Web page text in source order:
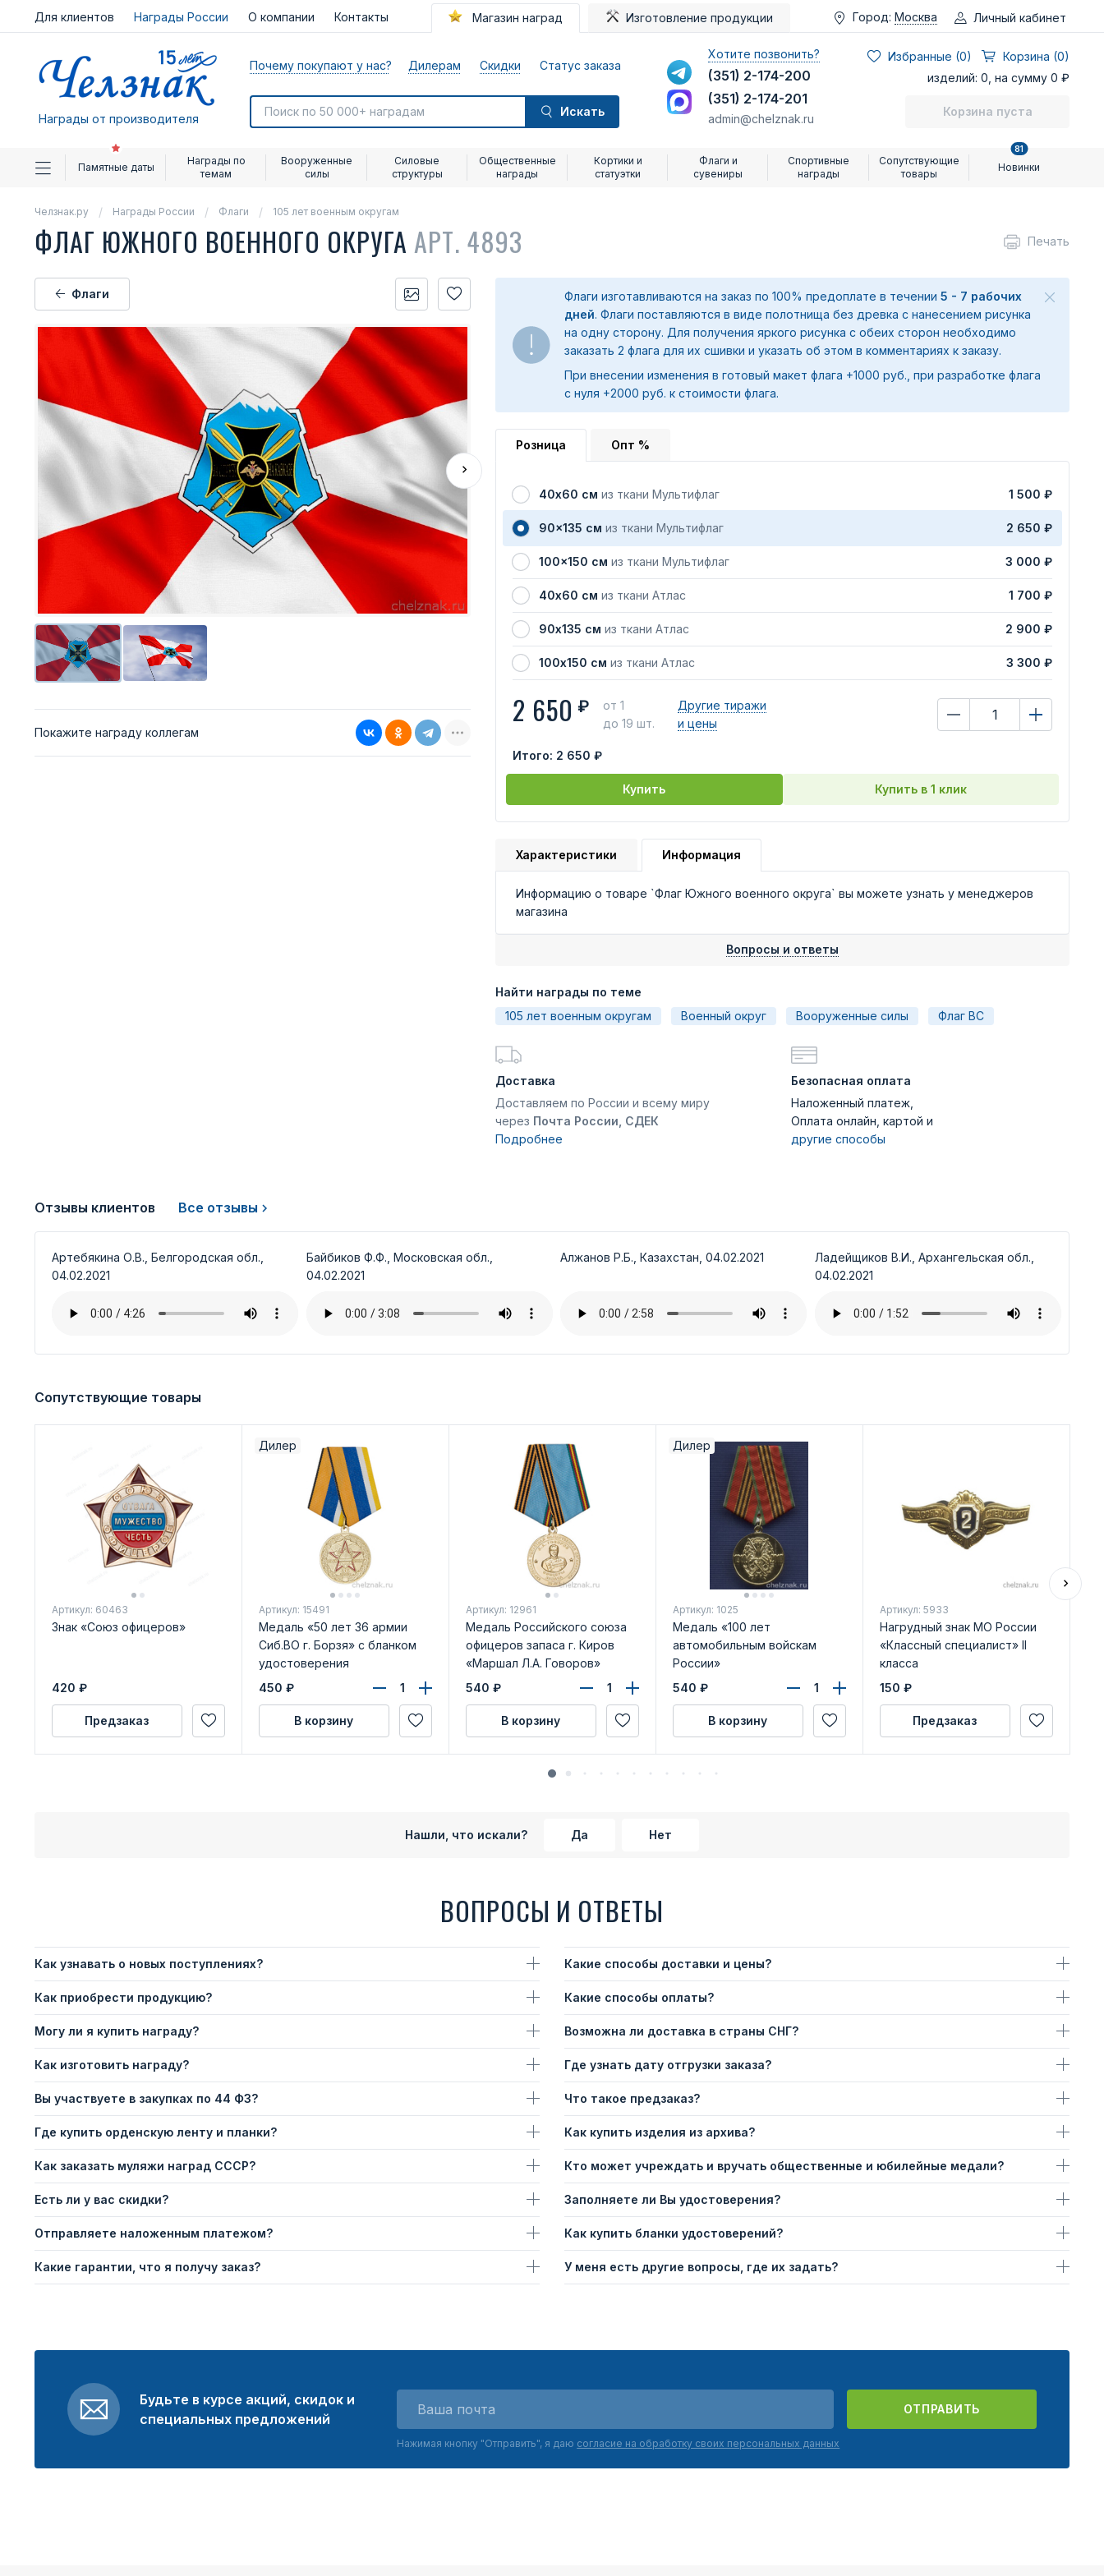
Для клиентов Награды России О компании Контакты Магазин наград Изготовление продукции Город: Москва Личный кабинет
Награды от производителя
Почему покупают у нас? Дилерам Скидки Статус заказа
Искать
Хотите позвонить?
(351) 2-174-200
(351) 2-174-201
admin@chelznak.ru
Избранные (0)
Корзина (0)
изделий: 0, на сумму 0 ₽
Корзина пуста
Памятные даты
Награды по
темам
Вооруженные
силы
Силовые
структуры
Общественные
награды
Кортики и
статуэтки
Флаги и
сувениры
Спортивные
награды
Сопутствующие
товары
Новинки
81
Челзнак.ру Награды России Флаги 105 лет военным округам
ФЛАГ ЮЖНОГО ВОЕННОГО ОКРУГА АРТ. 4893 Печать
Флаги
Покажите награду коллегам
Флаги изготавливаются на заказ по 100% предоплате в течении 5 - 7 рабочих
дней. Флаги поставляются в виде полотнища без древка с нанесением рисунка
на одну сторону. Для получения яркого рисунка с обеих сторон необходимо
заказать 2 флага для их сшивки и указать об этом в комментариях к заказу.
При внесении изменения в готовый макет флага +1000 руб., при разработке флага
с нуля +2000 руб. к стоимости флага.
Розница Опт %
40х60 см из ткани Мультифлаг 1 500 ₽
90x135 см из ткани Мультифлаг 2 650 ₽
100x150 см из ткани Мультифлаг 3 000 ₽
40х60 см из ткани Атлас 1 700 ₽
90х135 см из ткани Атлас 2 900 ₽
100х150 см из ткани Атлас 3 300 ₽
2 650 ₽
от 1
до 19 шт.
Другие тиражи
и цены
Итого: 2 650 ₽
Купить Купить в 1 клик
Характеристики Информация
Информацию о товаре `Флаг Южного военного округа` вы можете узнать у менеджеров
магазина
Вопросы и ответы
Найти награды по теме
105 лет военным округам
Военный округ Вооруженные силы Флаг ВС
Доставка
Доставляем по России и всему миру
через Почта России, СДЕК
Подробнее
Безопасная оплата
Наложенный платеж,
Оплата онлайн, картой и
другие способы
Отзывы клиентов Все отзывы
Артебякина О.В., Белгородская обл.,
04.02.2021
Байбиков Ф.Ф., Московская обл.,
04.02.2021
Алжанов Р.Б., Казахстан, 04.02.2021
Ладейщиков В.И., Архангельская обл.,
04.02.2021
Сопутствующие товары
Артикул: 60463
Знак «Союз офицеров»
420 ₽
Предзаказ
Дилер
Артикул: 15491
Медаль «50 лет 36 армии
Сиб.ВО г. Борзя» с бланком
удостоверения
450 ₽
В корзину
Артикул: 12961
Медаль Российского союза
офицеров запаса г. Киров
«Маршал Л.А. Говоров»
540 ₽
В корзину
Дилер
Артикул: 1025
Медаль «100 лет
автомобильным войскам
России»
540 ₽
В корзину
Артикул: 5933
Нагрудный знак МО России
«Классный специалист» II
класса
150 ₽
Предзаказ
Нашли, что искали? Да Нет
ВОПРОСЫ И ОТВЕТЫ
Как узнавать о новых поступлениях?
Как приобрести продукцию?
Могу ли я купить награду?
Как изготовить награду?
Вы участвуете в закупках по 44 ФЗ?
Где купить орденскую ленту и планки?
Как заказать муляжи наград СССР?
Есть ли у вас скидки?
Отправляете наложенным платежом?
Какие гарантии, что я получу заказ?
Какие способы доставки и цены?
Какие способы оплаты?
Возможна ли доставка в страны СНГ?
Где узнать дату отгрузки заказа?
Что такое предзаказ?
Как купить изделия из архива?
Кто может учреждать и вручать общественные и юбилейные медали?
Заполняете ли Вы удостоверения?
Как купить бланки удостоверений?
У меня есть другие вопросы, где их задать?
Будьте в курсе акций, скидок и
специальных предложений
ОТПРАВИТЬ
Нажимая кнопку "Отправить", я даю согласие на обработку своих персональных данных